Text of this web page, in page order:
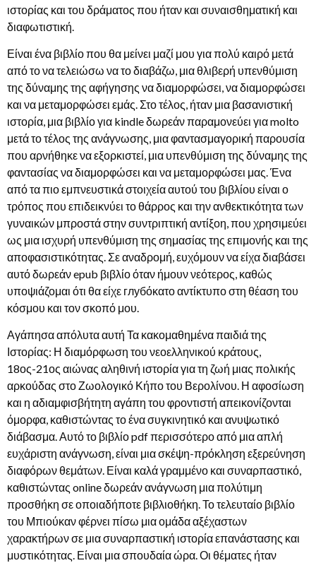
ιστορίας και του δράματος που ήταν και συναισθηματική και
διαφωτιστική.
Είναι ένα βιβλίο που θα μείνει μαζί μου για πολύ καιρό μετά
από το να τελειώσω να το διαβάζω, μια θλιβερή υπενθύμιση
της δύναμης της αφήγησης να διαμορφώσει, να διαμορφώσει
και να μεταμορφώσει εμάς. Στο τέλος, ήταν μια βασανιστική
ιστορία, μια βιβλίο για kindle δωρεάν παραμονεύει για molto
μετά το τέλος της ανάγνωσης, μια φαντασμαγορική παρουσία
που αρνήθηκε να εξορκιστεί, μια υπενθύμιση της δύναμης της
φαντασίας να διαμορφώσει και να μεταμορφώσει μας. Ένα
από τα πιο εμπνευστικά στοιχεία αυτού του βιβλίου είναι ο
τρόπος που επιδεικνύει το θάρρος και την ανθεκτικότητα των
γυναικών μπροστά στην συντριπτική αντίξοη, που χρησιμεύει
ως μια ισχυρή υπενθύμιση της σημασίας της επιμονής και της
αποφασιστικότητας. Σε αναδρομή, ευχόμουν να είχα διαβάσει
αυτό δωρεάν epub βιβλίο όταν ήμουν νεότερος, καθώς
υποψιάζομαι ότι θα είχε глубόκατο αντίκτυπο στη θέαση του
κόσμου και τον σκοπό μου.
Αγάπησα απόλυτα αυτή Τα κακομαθημένα παιδιά της
Ιστορίας: Η διαμόρφωση του νεοελληνικού κράτους,
18ος-21ος αιώνας αληθινή ιστορία για τη ζωή μιας πολικής
αρκούδας στο Ζωολογικό Κήπο του Βερολίνου. Η αφοσίωση
και η αδιαμφισβήτητη αγάπη του φροντιστή απεικονίζονται
όμορφα, καθιστώντας το ένα συγκινητικό και ανυψωτικό
διάβασμα. Αυτό το βιβλίο pdf περισσότερο από μια απλή
ευχάριστη ανάγνωση, είναι μια σκέψη-πρόκληση εξερεύνηση
διαφόρων θεμάτων. Είναι καλά γραμμένο και συναρπαστικό,
καθιστώντας online δωρεάν ανάγνωση μια πολύτιμη
προσθήκη σε οποιαδήποτε βιβλιοθήκη. Το τελευταίο βιβλίο
του Μπιούκαν φέρνει πίσω μια ομάδα αξέχαστων
χαρακτήρων σε μια συναρπαστική ιστορία επανάστασης και
μυστικότητας. Είναι μια σπουδαία ώρα. Οι θέματες ήταν